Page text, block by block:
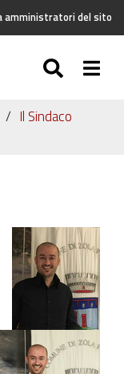
amministratori del sito
Il Sindaco